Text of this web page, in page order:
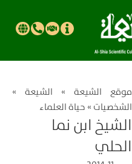
موقع الشیعة» الشيعة»
الشخصيات » حياة العلماء
الشيخ ابن نما
الحلي